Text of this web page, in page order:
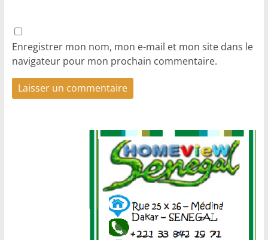
Enregistrer mon nom, mon e-mail et mon site dans le
navigateur pour mon prochain commentaire.